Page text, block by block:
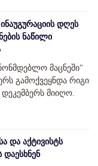
დღეს
ნაწილი
მაცნეში"
გამოქვეყნდა რიგი
მიიღო.
და აქტივისტს
დაესხნენ